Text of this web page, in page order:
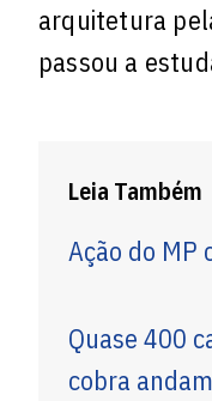
arquitetura
passou a
Leia Também
Ação do MP
Quase 400
cobra